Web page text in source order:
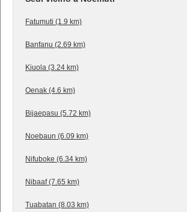
Fatumuti (1.9 km)
Banfanu (2.69 km)
Kiuola (3.24 km)
Oenak (4.6 km)
Bijaepasu (5.72 km)
Noebaun (6.09 km)
Nifuboke (6.34 km)
Nibaaf (7.65 km)
Tuabatan (8.03 km)